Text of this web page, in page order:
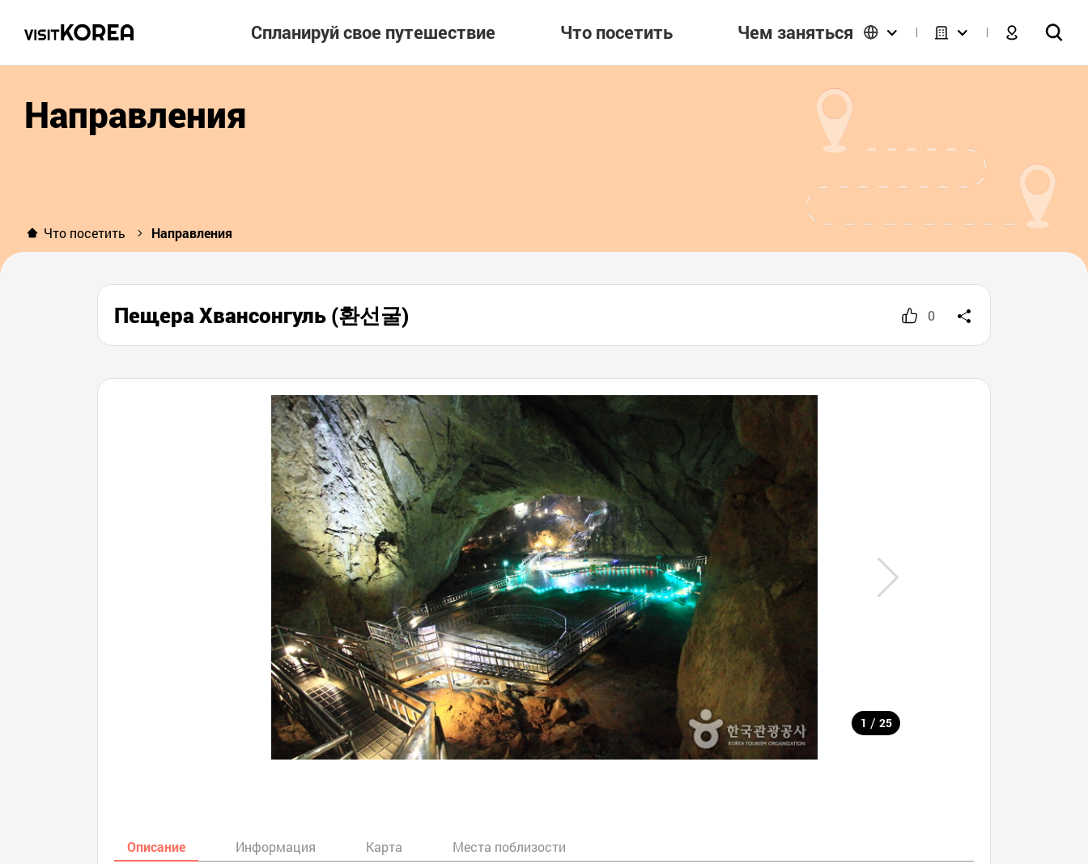
Спланируй свое путешествие Что посетить Чем заняться
Направления
Что посетить Направления
Пещера Хвансонгуль (환선굴) 0
1 / 25
Описание Информация Карта Места поблизости